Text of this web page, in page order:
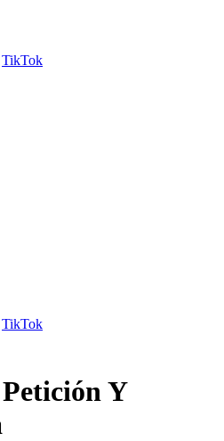
TikTok
TikTok
Y